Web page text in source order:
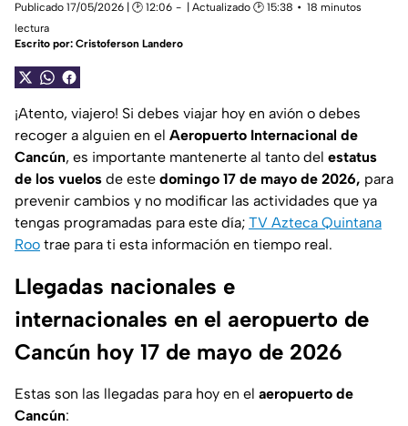
Publicado 17/05/2026 | 🕑 12:06 | Actualizado 🕑 15:38
18 minutos
lectura
Escrito por: Cristoferson Landero
¡Atento, viajero! Si debes viajar hoy en avión o debes
recoger a alguien en el Aeropuerto Internacional de
Cancún, es importante mantenerte al tanto del estatus
de los vuelos de este domingo 17 de mayo de 2026, para
prevenir cambios y no modificar las actividades que ya
tengas programadas para este día; TV Azteca Quintana
Roo trae para ti esta información en tiempo real.
Llegadas nacionales e
internacionales en el aeropuerto de
Cancún hoy 17 de mayo de 2026
Estas son las llegadas para hoy en el aeropuerto de
Cancún: